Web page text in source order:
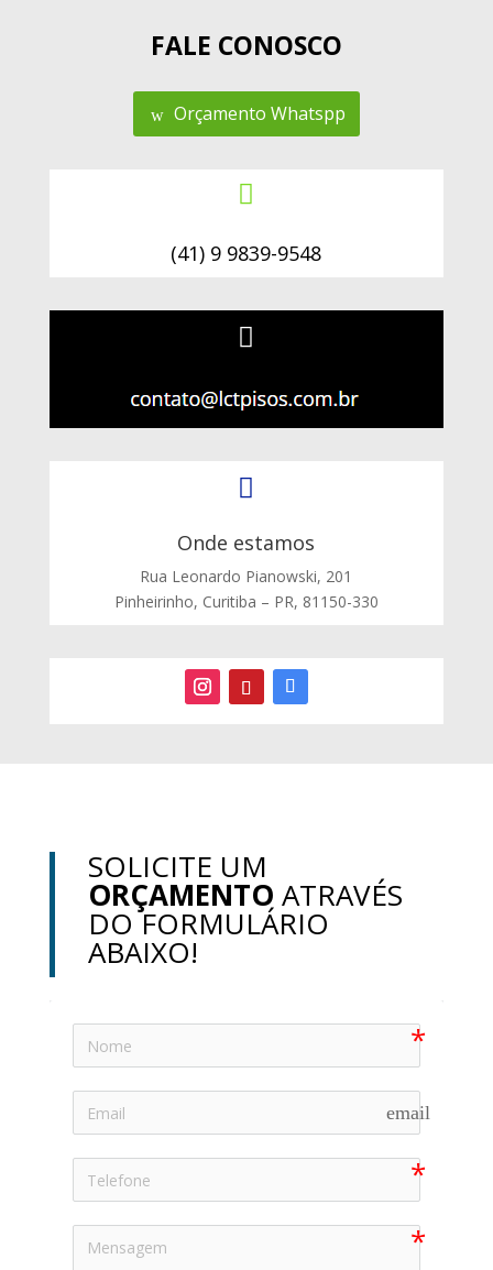
FALE CONOSCO
Orçamento Whatspp

(41) 9 9839-9548


Onde estamos
Rua Leonardo Pianowski, 201
Pinheirinho, Curitiba – PR, 81150-330
SOLICITE UM
ORÇAMENTO ATRAVÉS
DO FORMULÁRIO
ABAIXO!
email